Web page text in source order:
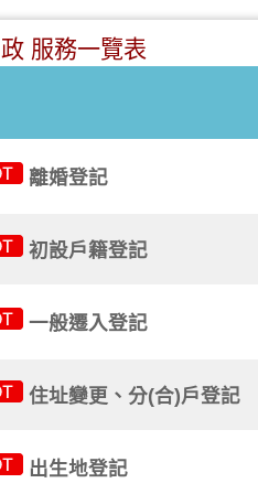
服務一覽表
離婚登記
初設戶籍登記
一般遷入登記
住址變更、分(合)戶登記
出生地登記